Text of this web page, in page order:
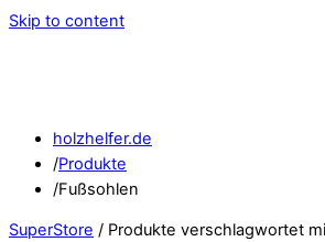
Skip to content
holzhelfer.de
/Produkte
/Fußsohlen
SuperStore / Produkte verschlagwortet